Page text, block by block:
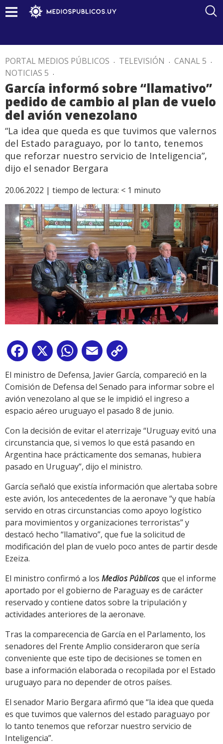
PORTAL MEDIOS PÚBLICOS . TELEVISIÓN . CANAL 5 .
NOTICIAS 5 .
García informó sobre “llamativo”
pedido de cambio al plan de vuelo
del avión venezolano
“La idea que queda es que tuvimos que valernos
del Estado paraguayo, por lo tanto, tenemos
que reforzar nuestro servicio de Inteligencia”,
dijo el senador Bergara
20.06.2022 | tiempo de lectura: < 1 minuto
Facebook
X WhatsApp
Email
Link
El ministro de Defensa, Javier García, compareció en la
Comisión de Defensa del Senado para informar sobre el
avión venezolano al que se le impidió el ingreso a
espacio aéreo uruguayo el pasado 8 de junio.
Con la decisión de evitar el aterrizaje “Uruguay evitó una
circunstancia que, si vemos lo que está pasando en
Argentina hace prácticamente dos semanas, hubiera
pasado en Uruguay”, dijo el ministro.
García señaló que existía información que alertaba sobre
este avión, los antecedentes de la aeronave “y que había
servido en otras circunstancias como apoyo logístico
para movimientos y organizaciones terroristas” y
destacó hecho “llamativo”, que fue la solicitud de
modificación del plan de vuelo poco antes de partir desde
Ezeiza.
El ministro confirmó a los Medios Públicosque el informe
aportado por el gobierno de Paraguay es de carácter
reservado y contiene datos sobre la tripulación y
actividades anteriores de la aeronave.
Tras la comparecencia de García en el Parlamento, los
senadores del Frente Amplio consideraron que sería
conveniente que este tipo de decisiones se tomen en
base a información elaborada o recopilada por el Estado
uruguayo para no depender de otros países.
El senador Mario Bergara afirmó que “la idea que queda
es que tuvimos que valernos del estado paraguayo por
lo tanto tenemos que reforzar nuestro servicio de
Inteligencia”.